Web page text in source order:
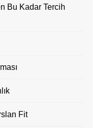
Bu Kadar Tercih
Fit